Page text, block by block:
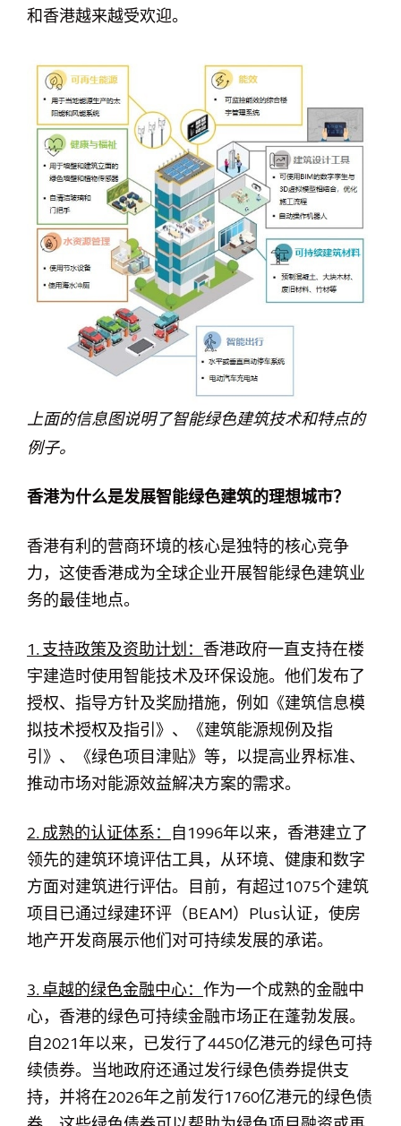
和香港越来越受欢迎。
上面的信息图说明了智能绿色建筑技术和特点的
例子。
香港为什么是发展智能绿色建筑的理想城市？
香港有利的营商环境的核心是独特的核心竞争
力，这使香港成为全球企业开展智能绿色建筑业
务的最佳地点。
1. 支持政策及资助计划： 香港政府一直支持在楼
宇建造时使用智能技术及环保设施。他们发布了
授权、指导方针及奖励措施，例如《建筑信息模
拟技术授权及指引》、《建筑能源规例及指
引》、《绿色项目津贴》等，以提高业界标准、
推动市场对能源效益解决方案的需求。
2. 成熟的认证体系：
自1996年以来，香港建立了
领先的建筑环境评估工具，从环境、健康和数字
方面对建筑进行评估。目前，有超过1075个建筑
项目已通过绿建环评（BEAM）Plus认证，使房
地产开发商展示他们对可持续发展的承诺。
3. 卓越的绿色金融中心： 作为一个成熟的金融中
心，香港的绿色可持续金融市场正在蓬勃发展。
自2021年以来，已发行了4450亿港元的绿色可持
续债券。当地政府还通过发行绿色债券提供支
持，并将在2026年之前发行1760亿港元的绿色债